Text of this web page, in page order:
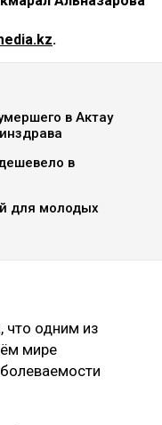
.
в Актау
в
для молодых
что одним из
мире